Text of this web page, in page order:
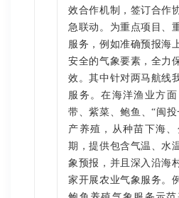
效合作机制，签订合作
急联动。为重点项目、
服务，例如准确预报海
安全的气象要素，全力
效。其中针对两马航线
服务。在海洋渔业方
带、紫菜、鲍鱼、“闽
产养殖，从种苗下海
期，提供包含气温、水
象预报，并且深入沿海
家开展农业气象服务。